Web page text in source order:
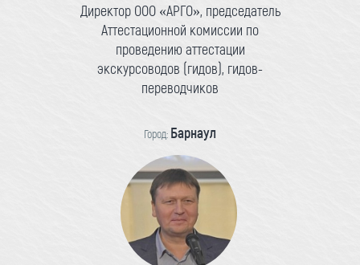
Директор ООО «АРГО», председатель
Аттестационной комиссии по
проведению аттестации
экскурсоводов (гидов), гидов-
переводчиков
Город: Барнаул